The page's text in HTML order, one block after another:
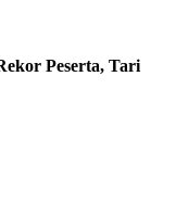
Peserta, Tari